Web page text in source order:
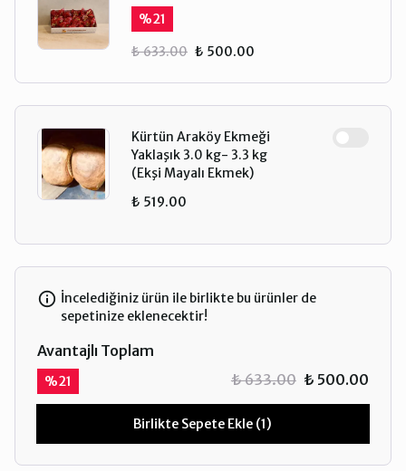
%21
₺ 633.00 ₺ 500.00
Kürtün Araköy Ekmeği
Yaklaşık 3.0 kg- 3.3 kg
(Ekşi Mayalı Ekmek)
₺ 519.00
İncelediğiniz ürün ile birlikte bu ürünler de
sepetinize eklenecektir!
Avantajlı Toplam
%21 ₺ 633.00 ₺ 500.00
Birlikte Sepete Ekle (1)